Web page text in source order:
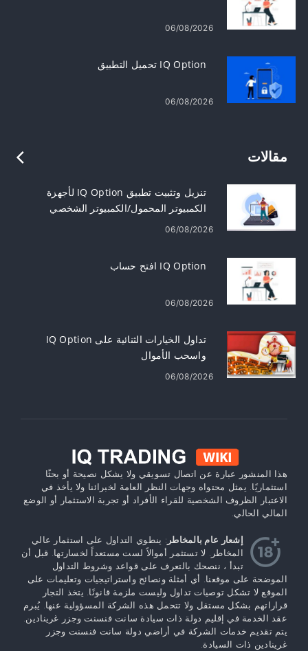
06/08/2026
IQ Option تحميل التطبيق
06/08/2026
مقالات
تنزيل وتثبيت تطبيق IQ Option لأجهزة
الكمبيوتر المحمول/الكمبيوتر الشخصي
(Windows وmacOS)
06/08/2026
IQ Option افتح حساب
06/08/2026
تداول الخيارات الثنائية على IQ Option
واسحب الأموال
06/08/2026
هذا المنشور عبارة عن اتصال تسويقي ولا يشكل نصيحة أو بحثًا
استثماريًا. يمثل محتواه وجهات النظر العامة لخبرائنا ولا يأخذ في
الاعتبار الظروف الشخصية للقراء الأفراد أو تجربة الاستثمار أو الوضع
المالي الحالي.
إشعار عام بالمخاطر : ينطوي التداول على استثمار عالي
المخاطر. لا تستثمر أموالاً لست مستعداً لخسارتها. قبل أن
تبدأ ، ننصحك بالتعرف على قواعد وشروط التداول
الموضحة على موقعنا. أي أمثلة ونصائح واستراتيجيات وتعليمات على
الموقع لا تشكل توصيات تداول وليست ملزمة قانونًا. يتخذ التجار
قراراتهم بشكل مستقل ولا تتحمل هذه الشركة المسؤولية عنها. يُبرم
عقد الخدمة في إقليم دولة ذات سيادة سانت فنسنت وجزر غرينادين.
يتم تقديم خدمات الشركة في أراضي دولة سانت فنسنت وجزر
غرينادين ذات السيادة.